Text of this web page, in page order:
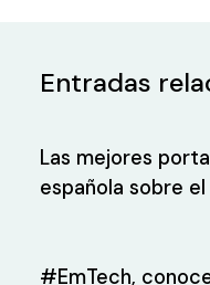
Entradas
Las mejores
española sobre
#EmTech,